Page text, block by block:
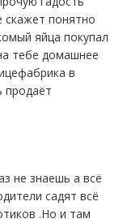
скажет понятно
яйца покупал
тебе домашнее
в
продаёт
садят всё
.Но и там